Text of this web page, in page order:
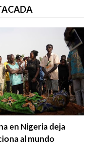
en Nigeria deja
al mundo